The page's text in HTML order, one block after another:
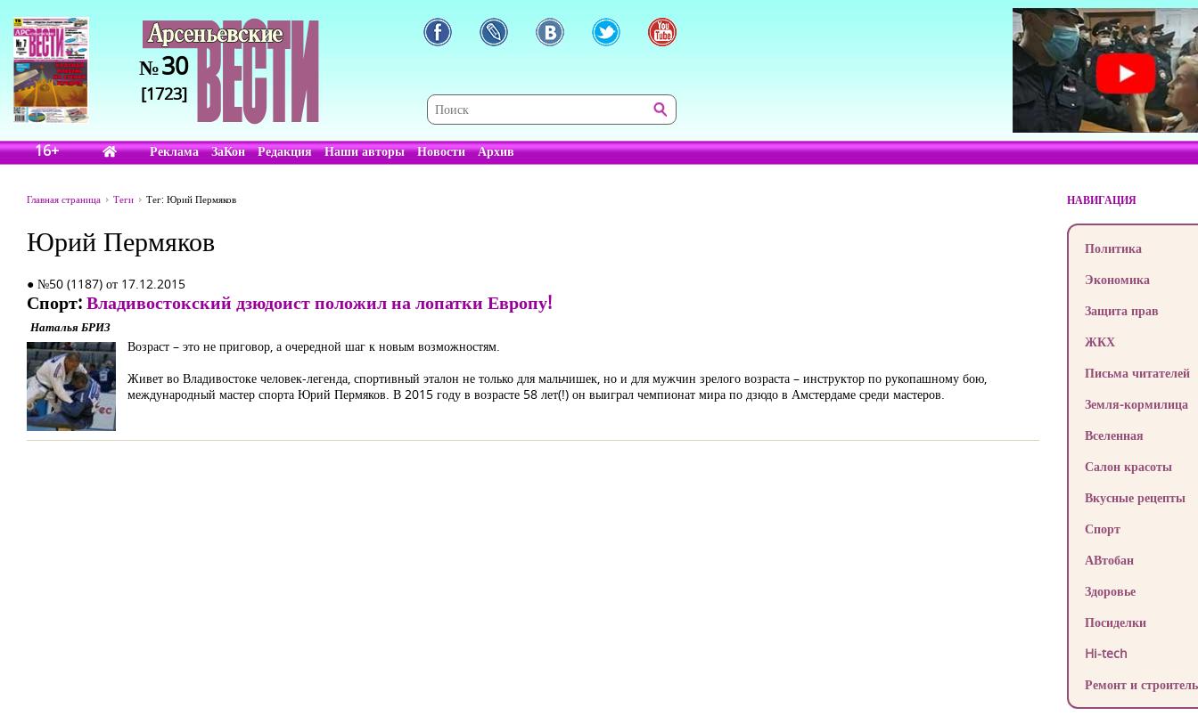
№30
[1723]
16+ Реклама ЗаКон Редакция Наши авторы Новости Архив
Главная страница Теги Тег: Юрий Пермяков
Юрий Пермяков
● №50 (1187) от 17.12.2015
Спорт:Владивостокский дзюдоист положил на лопатки Европу!
Наталья БРИЗ
Возраст – это не приговор, а очередной шаг к новым возможностям.
Живет во Владивостоке человек-легенда, спортивный эталон не только для мальчишек, но и для мужчин зрелого возраста – инструктор по рукопашному бою,
международный мастер спорта Юрий Пермяков. В 2015 году в возрасте 58 лет(!) он выиграл чемпионат мира по дзюдо в Амстердаме среди мастеров.
НАВИГАЦИЯ
Политика
Экономика
Защита прав
ЖКХ
Письма читателей
Земля-кормилица
Вселенная
Салон красоты
Вкусные рецепты
Спорт
АВтобан
Здоровье
Посиделки
Hi-tech
Ремонт и